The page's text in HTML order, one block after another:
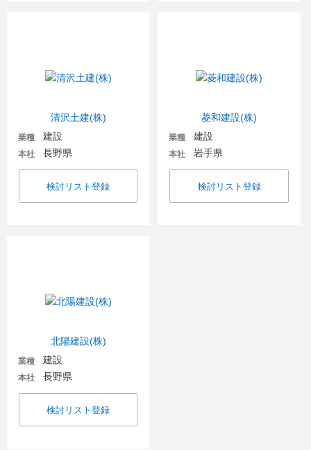
清沢土建(株)
業種 建設
本社 長野県
検討リスト登録
菱和建設(株)
業種 建設
本社 岩手県
検討リスト登録
北陽建設(株)
業種 建設
本社 長野県
検討リスト登録